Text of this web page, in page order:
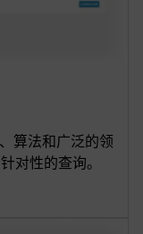
算法和广泛的领
对性的查询。